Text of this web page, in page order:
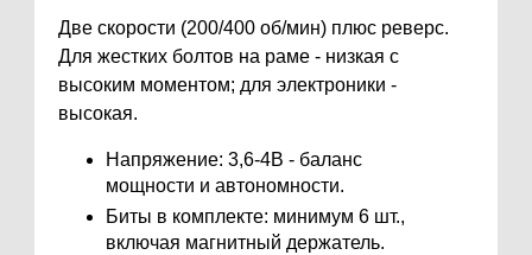
Две скорости (200/400 об/мин) плюс реверс.
Для жестких болтов на раме - низкая с
высоким моментом; для электроники -
высокая.
Напряжение: 3,6-4В - баланс
мощности и автономности.
Биты в комплекте: минимум 6 шт.,
включая магнитный держатель.